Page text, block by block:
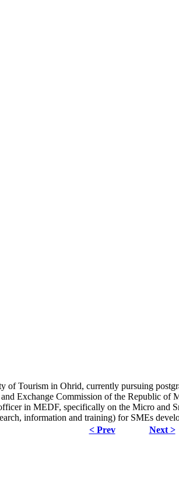
of Tourism in Ohrid, currently pursuing
Exchange Commission of the Republic of
in MEDF, specifically on the Micro and
information and training) for SMEs
< Prev
Next >